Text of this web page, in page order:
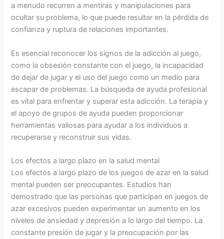
a menudo recurren a mentiras y manipulaciones para
ocultar su problema, lo que puede resultar en la pérdida de
confianza y ruptura de relaciones importantes.
Es esencial reconocer los signos de la adicción al juego,
como la obsesión constante con el juego, la incapacidad
de dejar de jugar y el uso del juego como un medio para
escapar de problemas. La búsqueda de ayuda profesional
es vital para enfrentar y superar esta adicción. La terapia y
el apoyo de grupos de ayuda pueden proporcionar
herramientas valiosas para ayudar a los individuos a
recuperarse y reconstruir sus vidas.
Los efectos a largo plazo en la salud mental
Los efectos a largo plazo de los juegos de azar en la salud
mental pueden ser preocupantes. Estudios han
demostrado que las personas que participan en juegos de
azar excesivos pueden experimentar un aumento en los
niveles de ansiedad y depresión a lo largo del tiempo. La
constante presión de jugar y la preocupación por las